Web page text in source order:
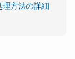
理方法の詳細